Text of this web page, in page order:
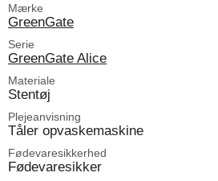
Mærke
GreenGate
Serie
GreenGate Alice
Materiale
Stentøj
Plejeanvisning
Tåler opvaskemaskine
Fødevaresikkerhed
Fødevaresikker